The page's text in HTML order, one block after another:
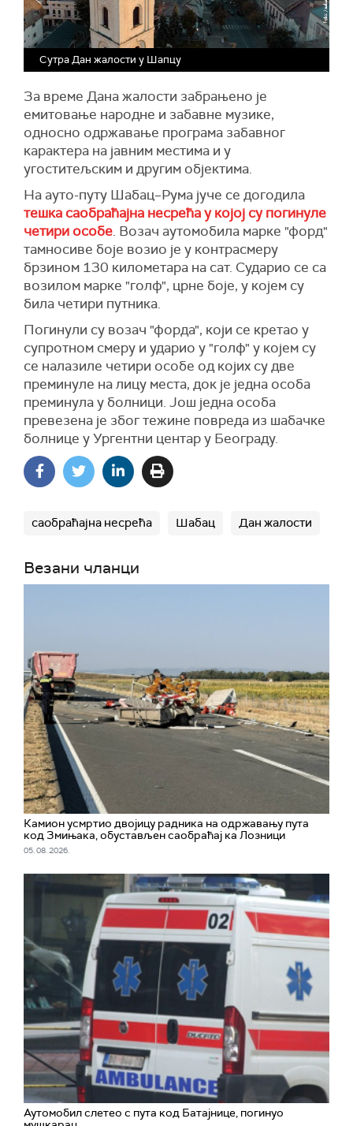
Сутра Дан жалости у Шапцу
За време Дана жалости забрањено је
емитовање народне и забавне музике,
односно одржавање програма забавног
карактера на јавним местима и у
угоститељским и другим објектима.
На ауто-путу Шабац–Рума јуче се догодила
тешка саобраћајна несрећа у којој су погинуле
четири особе. Возач аутомобила марке "форд"
тамносиве боје возио је у контрасмеру
брзином 130 километара на сат. Сударио се са
возилом марке "голф", црне боје, у којем су
била четири путника.
Погинули су возач "форда", који се кретао у
супротном смеру и ударио у "голф" у којем су
се налазиле четири особе од којих су две
преминуле на лицу места, док је једна особа
преминула у болници. Још једна особа
превезена је због тежине повреда из шабачке
болнице у Ургентни центар у Београду.
саобраћајна несрећа Шабац Дан жалости
Везани чланци
Камион усмртио двојицу радника на одржавању пута
код Змињака, обустављен саобраћај ка Лозници
05. 08. 2026.
Аутомобил слетео с пута код Батајнице, погинуо